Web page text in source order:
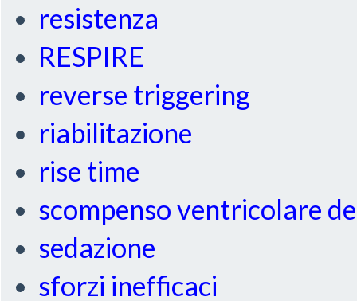
resistenza
RESPIRE
reverse triggering
riabilitazione
rise time
scompenso ventricolare
sedazione
sforzi inefficaci